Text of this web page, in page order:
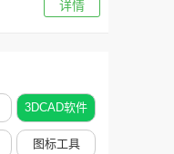
详情
3DCAD软件
图标工具